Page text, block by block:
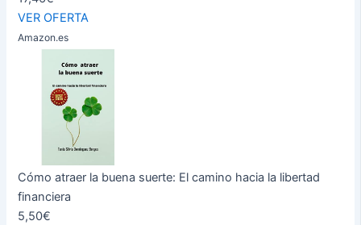
VER OFERTA
Amazon.es
Cómo atraer la buena suerte: El camino hacia la libertad
financiera
5,50€